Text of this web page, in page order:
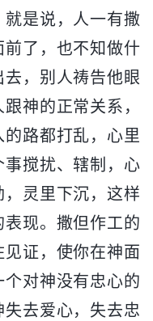
是说，人一有撒
了，也不知做什
，别人祷告他眼
神的正常关系，
路都打乱，心里
搅扰、辖制，心
灵里下沉，这样
现。撒但作工的
证，使你在神面
对神没有忠心的
去爱心，失去忠